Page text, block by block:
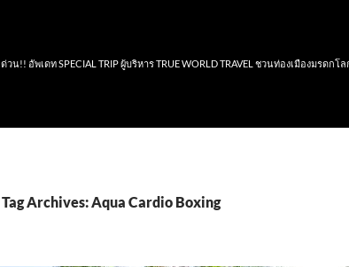
ด่วน!! อัพเดท SPECIAL TRIP ผู้บริหาร TRUE WORLD TRAVEL ชวนท่องเมืองมรดกโล
Tag Archives: Aqua Cardio Boxing